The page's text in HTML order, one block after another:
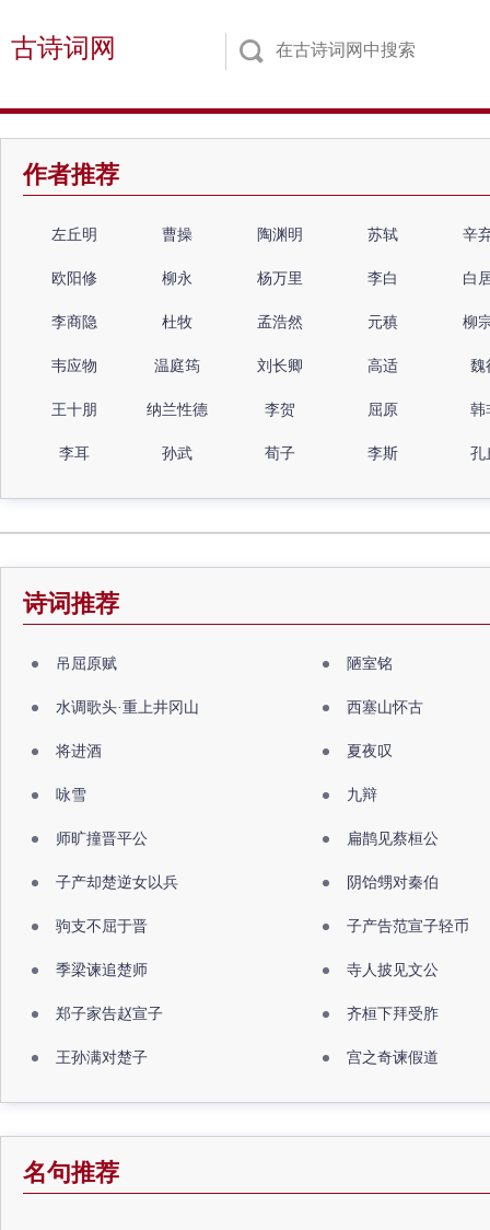
古诗词网
作者推荐
左丘明 曹操 陶渊明 苏轼 辛
欧阳修 柳永 杨万里 李白 白
李商隐 杜牧 孟浩然 元稹 柳
韦应物 温庭筠 刘长卿 高适 魏
王十朋 纳兰性德 李贺 屈原 韩
李耳 孙武 荀子 李斯 孔
诗词推荐
吊屈原赋 陋室铭
水调歌头·重上井冈山 西塞山怀古
将进酒 夏夜叹
咏雪 九辩
师旷撞晋平公 扁鹊见蔡桓公
子产却楚逆女以兵 阴饴甥对秦伯
驹支不屈于晋 子产告范宣子轻币
季梁谏追楚师 寺人披见文公
郑子家告赵宣子 齐桓下拜受胙
王孙满对楚子 宫之奇谏假道
名句推荐